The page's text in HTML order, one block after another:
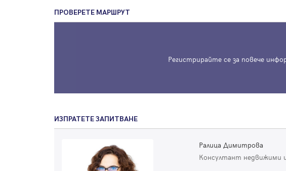
ПРОВЕРЕТЕ МАРШРУТ
Регистрирайте се за повече
ИЗПРАТЕТЕ ЗАПИТВАНЕ
Ралица Димитрова
Консултант недвижими
Влезте с профила
по-подробна